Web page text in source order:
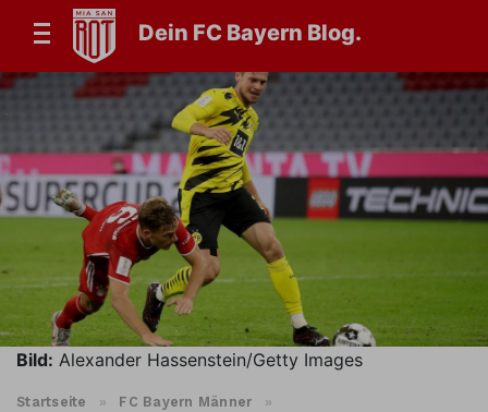
Dein FC Bayern Blog.
Bild: Alexander Hassenstein/Getty Images
Startseite » FC Bayern Männer »